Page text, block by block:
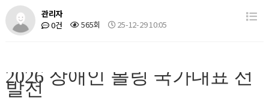
관리자
0건
565회 25-12-29 10:05
2026 장애인 볼링 국가대표 선
발전